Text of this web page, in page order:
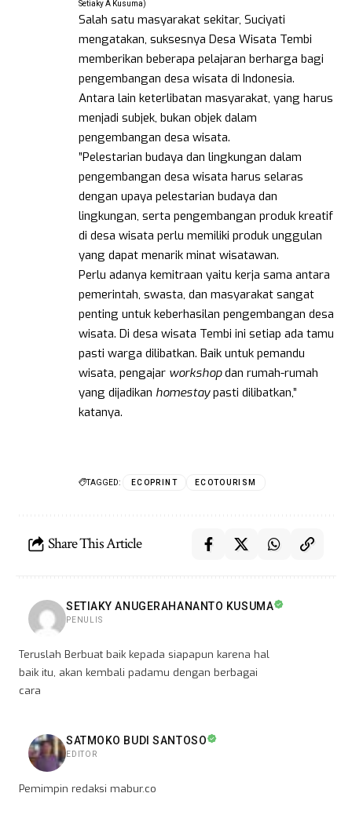
Setiaky A Kusuma)
Salah satu masyarakat sekitar, Suciyati
mengatakan, suksesnya Desa Wisata Tembi
memberikan beberapa pelajaran berharga bagi
pengembangan desa wisata di Indonesia.
Antara lain keterlibatan masyarakat, yang harus
menjadi subjek, bukan objek dalam
pengembangan desa wisata.
”Pelestarian budaya dan lingkungan dalam
pengembangan desa wisata harus selaras
dengan upaya pelestarian budaya dan
lingkungan, serta pengembangan produk kreatif
di desa wisata perlu memiliki produk unggulan
yang dapat menarik minat wisatawan.
Perlu adanya kemitraan yaitu kerja sama antara
pemerintah, swasta, dan masyarakat sangat
penting untuk keberhasilan pengembangan desa
wisata. Di desa wisata Tembi ini setiap ada tamu
pasti warga dilibatkan. Baik untuk pemandu
wisata, pengajar workshopdan rumah-rumah
yang dijadikan homestaypasti dilibatkan,”
katanya.
TAGGED: ECOPRINT ECOTOURISM
Share This Article
SETIAKY ANUGERAHANANTO KUSUMA
PENULIS
Teruslah Berbuat baik kepada siapapun karena hal
baik itu, akan kembali padamu dengan berbagai
cara
SATMOKO BUDI SANTOSO
EDITOR
Pemimpin redaksi mabur.co